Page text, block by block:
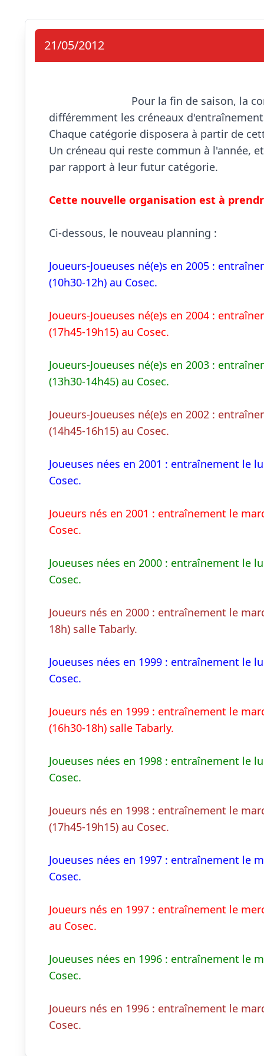
21/05/2012
différemment les créneaux
Chaque catégorie disposera à partir de
Un créneau qui reste commun à l'année,
par rapport à leur futur catégorie.
Cette nouvelle organisation est à
Ci-dessous, le nouveau planning :
Joueurs-Joueuses né(e)s en 2005 :
(10h30-12h) au Cosec.
Joueurs-Joueuses né(e)s en 2004 :
(17h45-19h15) au Cosec.
Joueurs-Joueuses né(e)s en 2003 :
(13h30-14h45) au Cosec.
Joueurs-Joueuses né(e)s en 2002 :
(14h45-16h15) au Cosec.
Joueuses nées en 2001 : entraînement le
Cosec.
Joueurs nés en 2001 : entraînement le
Cosec.
Joueuses nées en 2000 : entraînement le
Cosec.
Joueurs nés en 2000 : entraînement le
18h) salle Tabarly.
Joueuses nées en 1999 : entraînement le
Cosec.
Joueurs nés en 1999 : entraînement le
(16h30-18h) salle Tabarly.
Joueuses nées en 1998 : entraînement le
Cosec.
Joueurs nés en 1998 : entraînement le
(17h45-19h15) au Cosec.
Joueuses nées en 1997 : entraînement le
Cosec.
Joueurs nés en 1997 : entraînement le
au Cosec.
Joueuses nées en 1996 : entraînement le
Cosec.
Joueurs nés en 1996 : entraînement le
Cosec.